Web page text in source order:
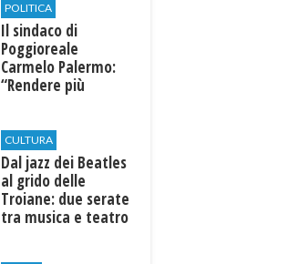
POLITICA
Il sindaco di
Poggioreale
Carmelo Palermo:
“Rendere più
Castelvetrano."
CULTURA
Dal jazz dei Beatles
al grido delle
Troiane: due serate
tra musica e teatro